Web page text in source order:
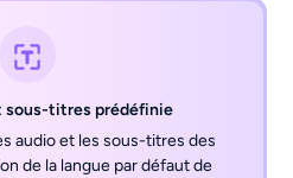
sous-titres prédéfinie
audio et les sous-titres des
de la langue par défaut de